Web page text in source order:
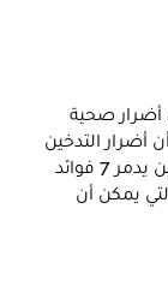
أضرار صحية
أضرار التدخين
تنحصر في الأمراض فقط، ولكن سيدتي التدخين يدمر 7 فوائد
يمكن أن